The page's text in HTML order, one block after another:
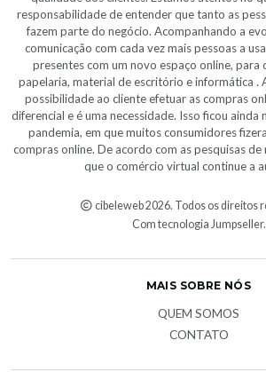
responsabilidade de entender que tanto as
fazem parte do negócio. Acompanhando a
comunicação com cada vez mais pessoas a
presentes com um novo espaço online, para
papelaria, material de escritório e informática .
possibilidade ao cliente efetuar as compras
diferencial e é uma necessidade. Isso ficou ainda
pandemia, em que muitos consumidores
compras online. De acordo com as pesquisas
que o comércio virtual continue a
cibeleweb 2026. Todos os direitos
Com tecnologia Jumpseller.
MAIS SOBRE NÓS
QUEM SOMOS
CONTATO